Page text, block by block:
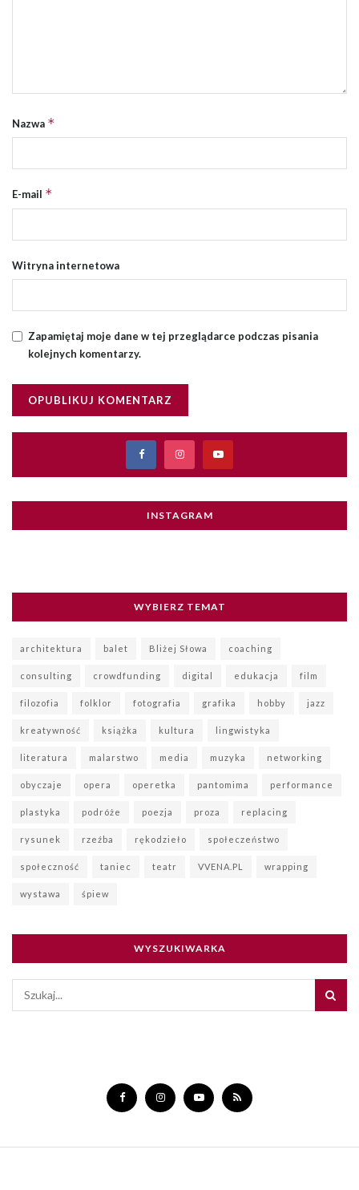
Nazwa *
E-mail *
Witryna internetowa
Zapamiętaj moje dane w tej przeglądarce podczas pisania
kolejnych komentarzy.
INSTAGRAM
WYBIERZ TEMAT
architektura balet Bliżej Słowa coaching
consulting crowdfunding digital edukacja film
filozofia folklor fotografia grafika hobby jazz
kreatywność książka kultura lingwistyka
literatura malarstwo media muzyka networking
obyczaje opera operetka pantomima performance
plastyka podróże poezja proza replacing
rysunek rzeźba rękodzieło społeczeństwo
społeczność taniec teatr VVENA.PL wrapping
wystawa śpiew
WYSZUKIWARKA